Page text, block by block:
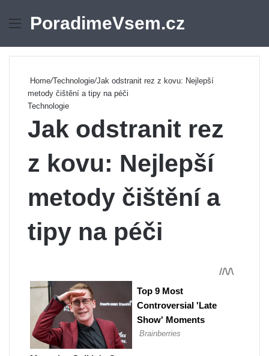
Menu
PoradimeVsem.cz
Home/Technologie/Jak odstranit rez z kovu: Nejlepší
metody čištění a tipy na péči
Technologie
Jak odstranit rez
z kovu: Nejlepší
metody čištění a
tipy na péči